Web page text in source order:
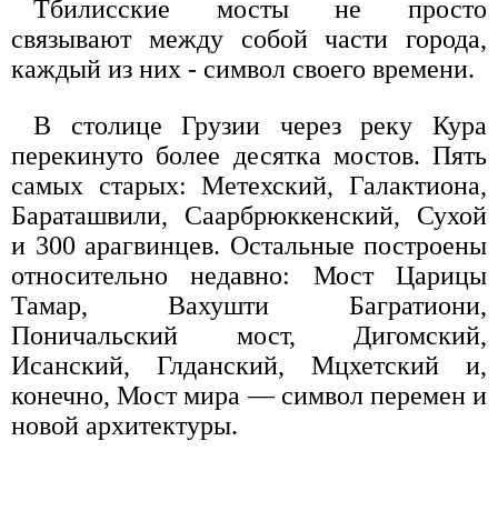
Тбилисские мосты не просто
связывают между собой части города,
каждый из них - символ своего времени.
В столице Грузии через реку Кура
перекинуто более десятка мостов. Пять
самых старых: Метехский, Галактиона,
Бараташвили, Саарбрюккенский, Сухой
и 300 арагвинцев. Остальные построены
относительно недавно: Мост Царицы
Тамар, Вахушти Багратиони,
Поничальский мост, Дигомский,
Исанский, Глданский, Мцхетский и,
конечно, Мост мира — символ перемен и
новой архитектуры.